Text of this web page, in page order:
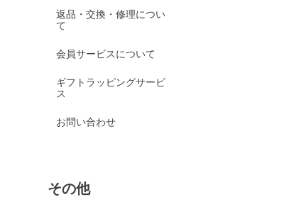
返品・交換・修理につい
て
会員サービスについて
ギフトラッピングサービ
ス
お問い合わせ
その他